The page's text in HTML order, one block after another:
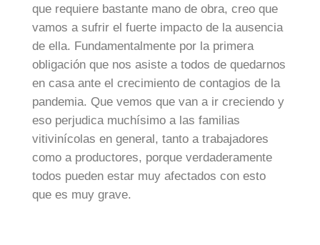
que requiere bastante mano de obra, creo que
vamos a sufrir el fuerte impacto de la ausencia
de ella. Fundamentalmente por la primera
obligación que nos asiste a todos de quedarnos
en casa ante el crecimiento de contagios de la
pandemia. Que vemos que van a ir creciendo y
eso perjudica muchísimo a las familias
vitivinícolas en general, tanto a trabajadores
como a productores, porque verdaderamente
todos pueden estar muy afectados con esto
que es muy grave.